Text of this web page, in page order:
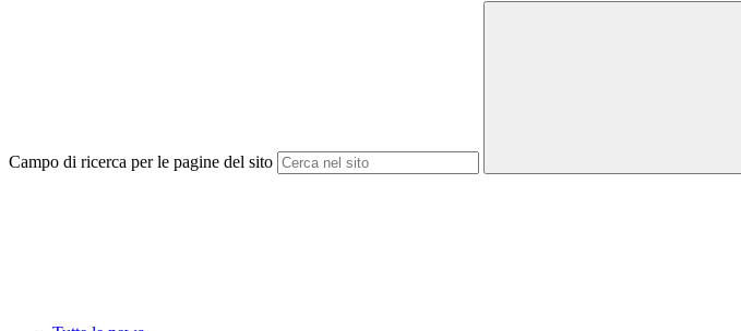
Campo di ricerca per le pagine del sito